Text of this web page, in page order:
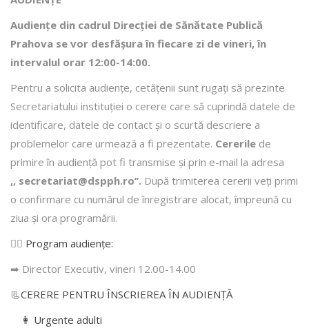
Audiențe din cadrul Direcţiei de Sănătate Publică
Prahova se vor desfăşura în fiecare zi de vineri, în
intervalul orar 12:00-14:00.
Pentru a solicita audienţe, cetăţenii sunt rugaţi să prezinte
Secretariatului instituției o cerere care să cuprindă datele de
identificare, datele de contact şi o scurtă descriere a
problemelor care urmează a fi prezentate. Cererile de
primire în audienţă pot fi transmise şi prin e-mail la adresa
,, secretariat@dspph.ro’’. După trimiterea cererii veţi primi
o confirmare cu numărul de înregistrare alocat, împreună cu
ziua şi ora programării.
👩‍⚕️ Program audiențe:
➡ Director Executiv, vineri 12.00-14.00
📃CERERE PENTRU ÎNSCRIEREA ÎN AUDIENŢĂ
👩 Urgente adulti